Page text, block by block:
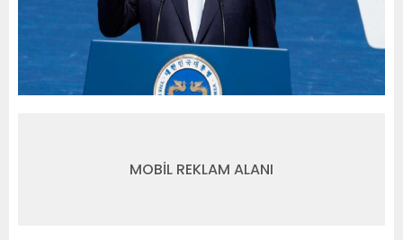
MOBİL REKLAM ALANI